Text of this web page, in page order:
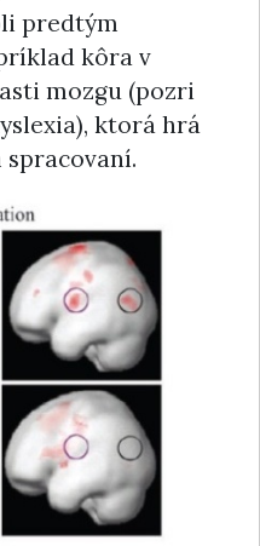
predtým
kôra v
mozgu (pozri
ktorá hrá